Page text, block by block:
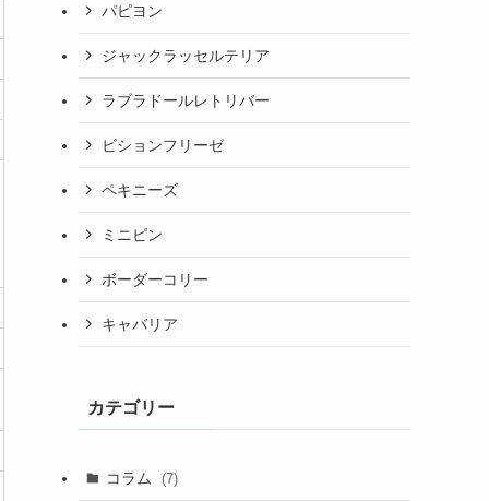
パピヨン
ジャックラッセルテリア
ラブラドールレトリバー
ビションフリーゼ
ペキニーズ
ミニピン
ボーダーコリー
キャバリア
カテゴリー
コラム (7)